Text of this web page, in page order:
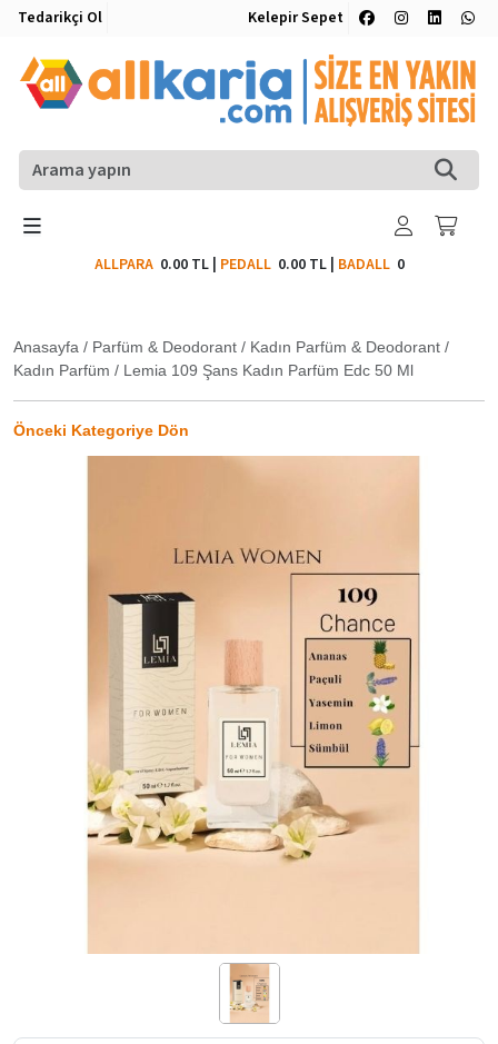
Tedarikçi Ol Kelepir Sepet
ALLPARA 0.00 TL| PEDALL 0.00 TL| BADALL0
Anasayfa / Parfüm & Deodorant / Kadın Parfüm & Deodorant /
Kadın Parfüm / Lemia 109 Şans Kadın Parfüm Edc 50 Ml
Önceki Kategoriye Dön